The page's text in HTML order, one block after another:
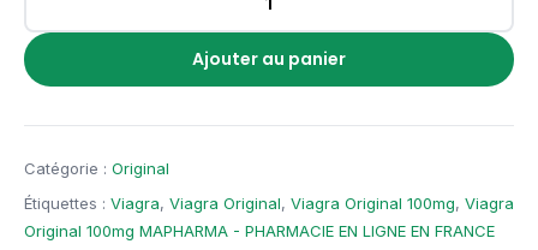
Ajouter au panier
Catégorie : Original
Étiquettes : Viagra, Viagra Original, Viagra Original 100mg, Viagra
Original 100mg MAPHARMA - PHARMACIE EN LIGNE EN FRANCE